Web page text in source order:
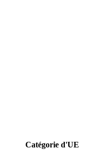
Catégorie d'UE